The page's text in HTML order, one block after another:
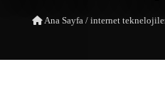
Ana Sayfa / internet